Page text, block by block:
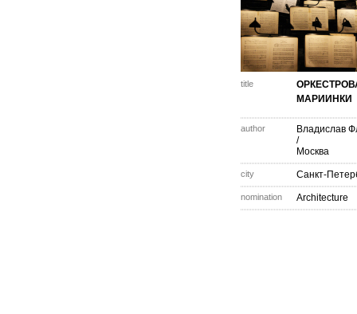
title
МАРИИНКИ
author
Владислав
/
Москва
city Санкт-
nomination Architecture